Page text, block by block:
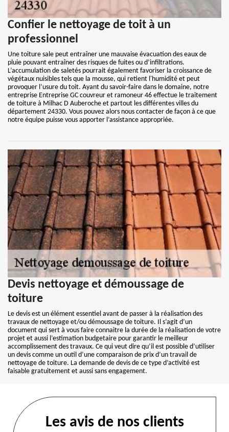
Confier le nettoyage de toit à un
professionnel
Une toiture sale peut entraîner une mauvaise évacuation des eaux de
pluie pouvant entraîner des risques de fuites ou d’infiltrations.
L’accumulation de saletés pourrait également favoriser la croissance de
végétaux nuisibles tels que la mousse, qui retient l'humidité et peut
provoquer l’usure du toit. Ayant du savoir-faire dans le domaine, notre
entreprise Entreprise GC couvreur et ramoneur 46 effectue le traitement
de toiture à Milhac D Auberoche et partout les différentes villes du
département 24330. Vous pouvez alors nous contacter de façon à ce que
notre équipe puisse vous apporter l’assistance appropriée.
Devis nettoyage et démoussage de
toiture
Le devis est un élément essentiel avant de passer à la réalisation des
travaux de nettoyage et/ou démoussage de toiture. Il s’agit d’un
document qui sert à vous faire connaitre la durée de la réalisation de votre
projet et aussi l’estimation budgetaire pour garantir le meilleur
accomplissement des travaux. Ce qui veut dire qu’il est possible d’utiliser
un devis comme un outil d’une comparaison de prix d’un travail de
nettoyage de toiture. La demande de devis de ce type d’activité est
faisable gratuitement et aussi sans engagement.
Les avis de nos clients